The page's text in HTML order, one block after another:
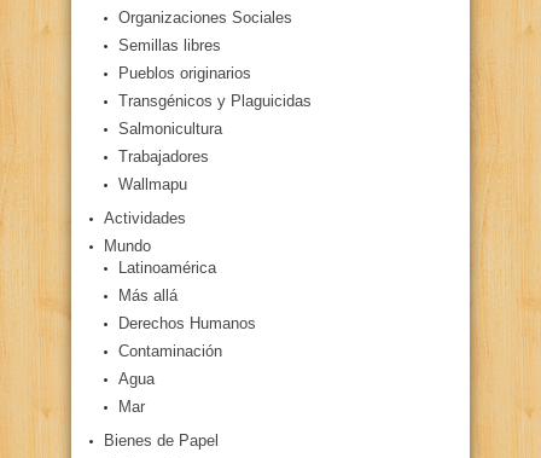
Organizaciones Sociales
Semillas libres
Pueblos originarios
Transgénicos y Plaguicidas
Salmonicultura
Trabajadores
Wallmapu
Actividades
Mundo
Latinoamérica
Más allá
Derechos Humanos
Contaminación
Agua
Mar
Bienes de Papel